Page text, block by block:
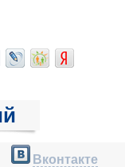
Вконтакте